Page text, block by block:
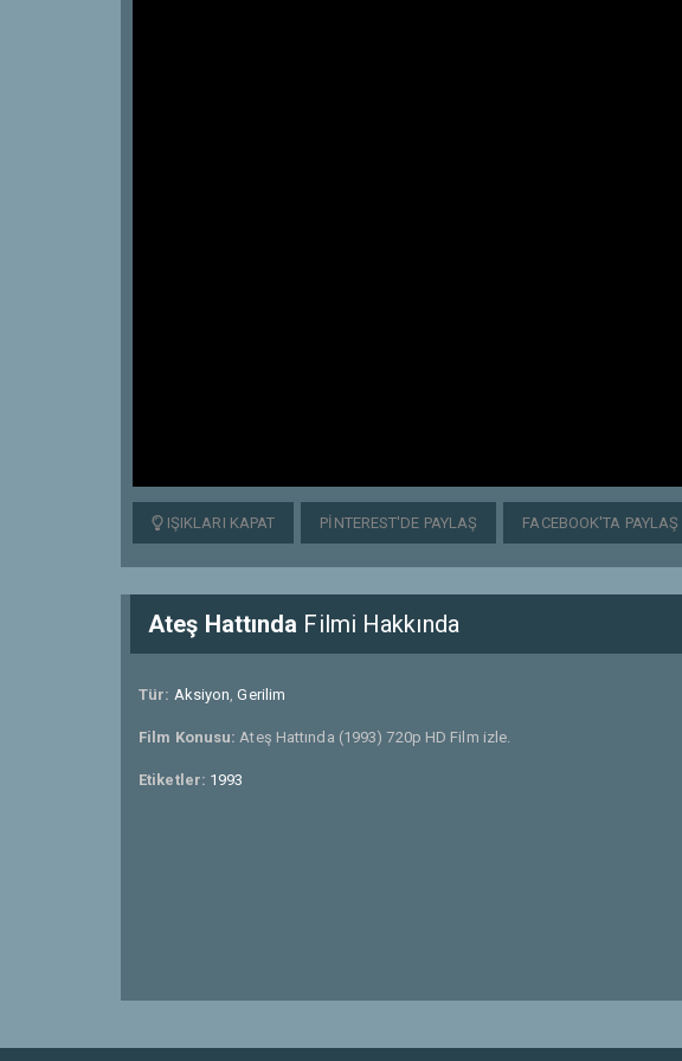
IŞIKLARI KAPAT PINTEREST'DE PAYLAŞ FACEBOOK'TA PAYLAŞ
Ateş Hattında Filmi Hakkında
Tür: Aksiyon,Gerilim
Film Konusu:Ateş Hattında (1993) 720p HD Film izle.
Etiketler: 1993